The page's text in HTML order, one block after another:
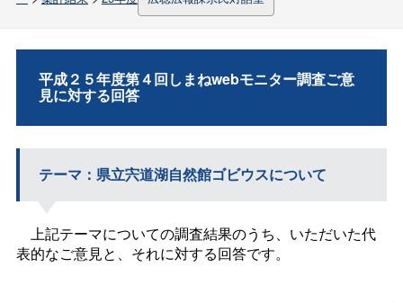
平成２５年度第４回しまねwebモニター調査ご意
見に対する回答
テーマ：県立宍道湖自然館ゴビウスについて
上記テーマについての調査結果のうち、いただいた代
表的なご意見と、それに対する回答です。